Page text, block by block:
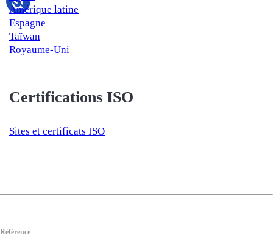
Amérique latine
Espagne
Taïwan
Royaume-Uni
Certifications ISO
Sites et certificats ISO
Référence